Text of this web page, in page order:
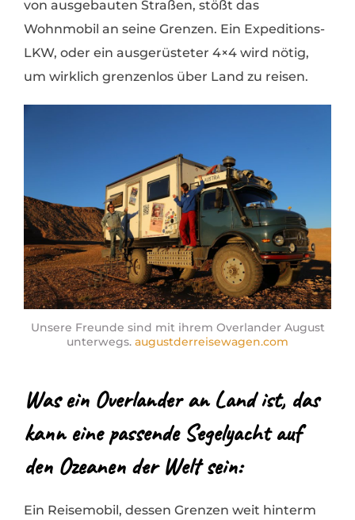
von ausgebauten Straßen, stößt das
Wohnmobil an seine Grenzen. Ein Expeditions-
LKW, oder ein ausgerüsteter 4×4 wird nötig,
um wirklich grenzenlos über Land zu reisen.
Unsere Freunde sind mit ihrem Overlander August
unterwegs. augustderreisewagen.com
Was ein Overlander an Land ist, das
kann eine passende Segelyacht auf
den Ozeanen der Welt sein:
Ein Reisemobil, dessen Grenzen weit hinterm